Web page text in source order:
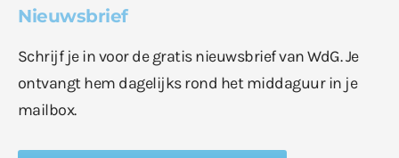
Nieuwsbrief
Schrijf je in voor de gratis nieuwsbrief van WdG. Je
ontvangt hem dagelijks rond het middaguur in je
mailbox.